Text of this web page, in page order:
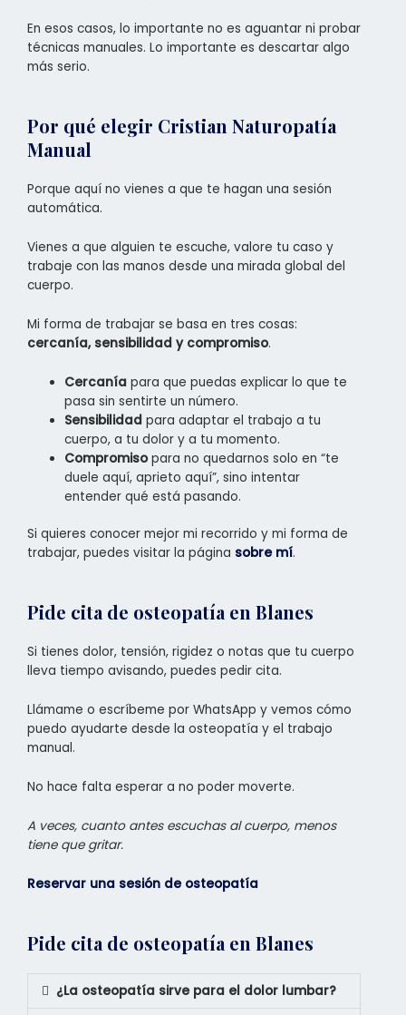
En esos casos, lo importante no es aguantar ni probar
técnicas manuales. Lo importante es descartar algo
más serio.
Por qué elegir Cristian Naturopatía
Manual
Porque aquí no vienes a que te hagan una sesión
automática.
Vienes a que alguien te escuche, valore tu caso y
trabaje con las manos desde una mirada global del
cuerpo.
Mi forma de trabajar se basa en tres cosas:
cercanía, sensibilidad y compromiso.
Cercanía para que puedas explicar lo que te
pasa sin sentirte un número.
Sensibilidad para adaptar el trabajo a tu
cuerpo, a tu dolor y a tu momento.
Compromisopara no quedarnos solo en “te
duele aquí, aprieto aquí”, sino intentar
entender qué está pasando.
Si quieres conocer mejor mi recorrido y mi forma de
trabajar, puedes visitar la página sobre mí.
Pide cita de osteopatía en Blanes
Si tienes dolor, tensión, rigidez o notas que tu cuerpo
lleva tiempo avisando, puedes pedir cita.
Llámame o escríbeme por WhatsApp y vemos cómo
puedo ayudarte desde la osteopatía y el trabajo
manual.
No hace falta esperar a no poder moverte.
A veces, cuanto antes escuchas al cuerpo, menos
tiene que gritar.
Reservar una sesión de osteopatía
Pide cita de osteopatía en Blanes
¿La osteopatía sirve para el dolor lumbar?